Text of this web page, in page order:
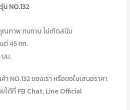
NO.132
ณภาพ ทนทาน ไม่เกิดสนิม
ต่ 45 กก.
มม.
NO.132 ของเรา หรือขอใบเสนอราคา
ได้ที่ FB Chat, Line Official